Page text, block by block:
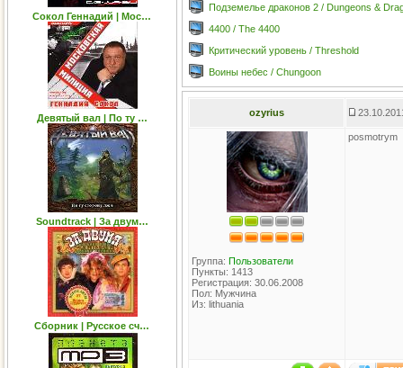
Сокол Геннадий | Мос…
Девятый вал | По ту …
Soundtrack | За двум…
Сборник | Русское сч…
Подземелье драконов 2 / Dungeons &
4400 / The 4400
Критический уровень / Threshold
Воины небес / Chungoon
ozyrius
Группа: Пользователи
Пункты: 1413
Регистрация: 30.06.2008
Пол: Мужчина
Из: lithuania
posmotrym